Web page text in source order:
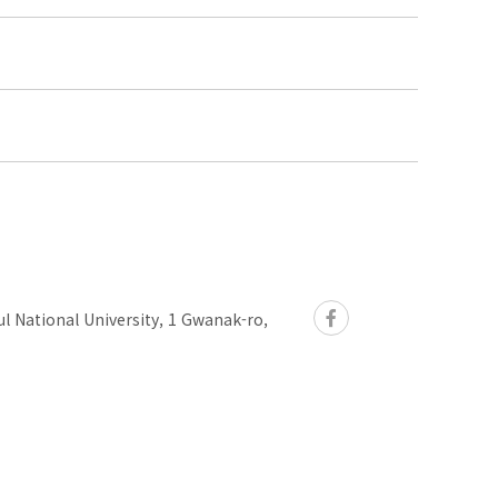
National University, 1 Gwanak-ro,